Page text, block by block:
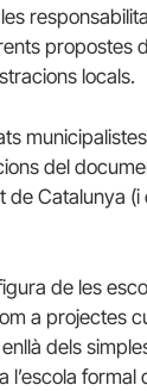
locals.
del
de Catalunya
de les
a projectes
dels
l’escola